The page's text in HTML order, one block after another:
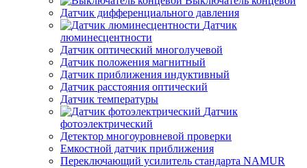
Датчик дифференциального давления
Датчик
люминесцентности
Датчик оптический многолучевой
Датчик положения магнитный
Датчик приближения индуктивный
Датчик расстояния оптический
Датчик температуры
Датчик
фотоэлектрический
Детектор многоуровневой проверки
Емкостной датчик приближения
Переключающий усилитель стандарта NAMUR